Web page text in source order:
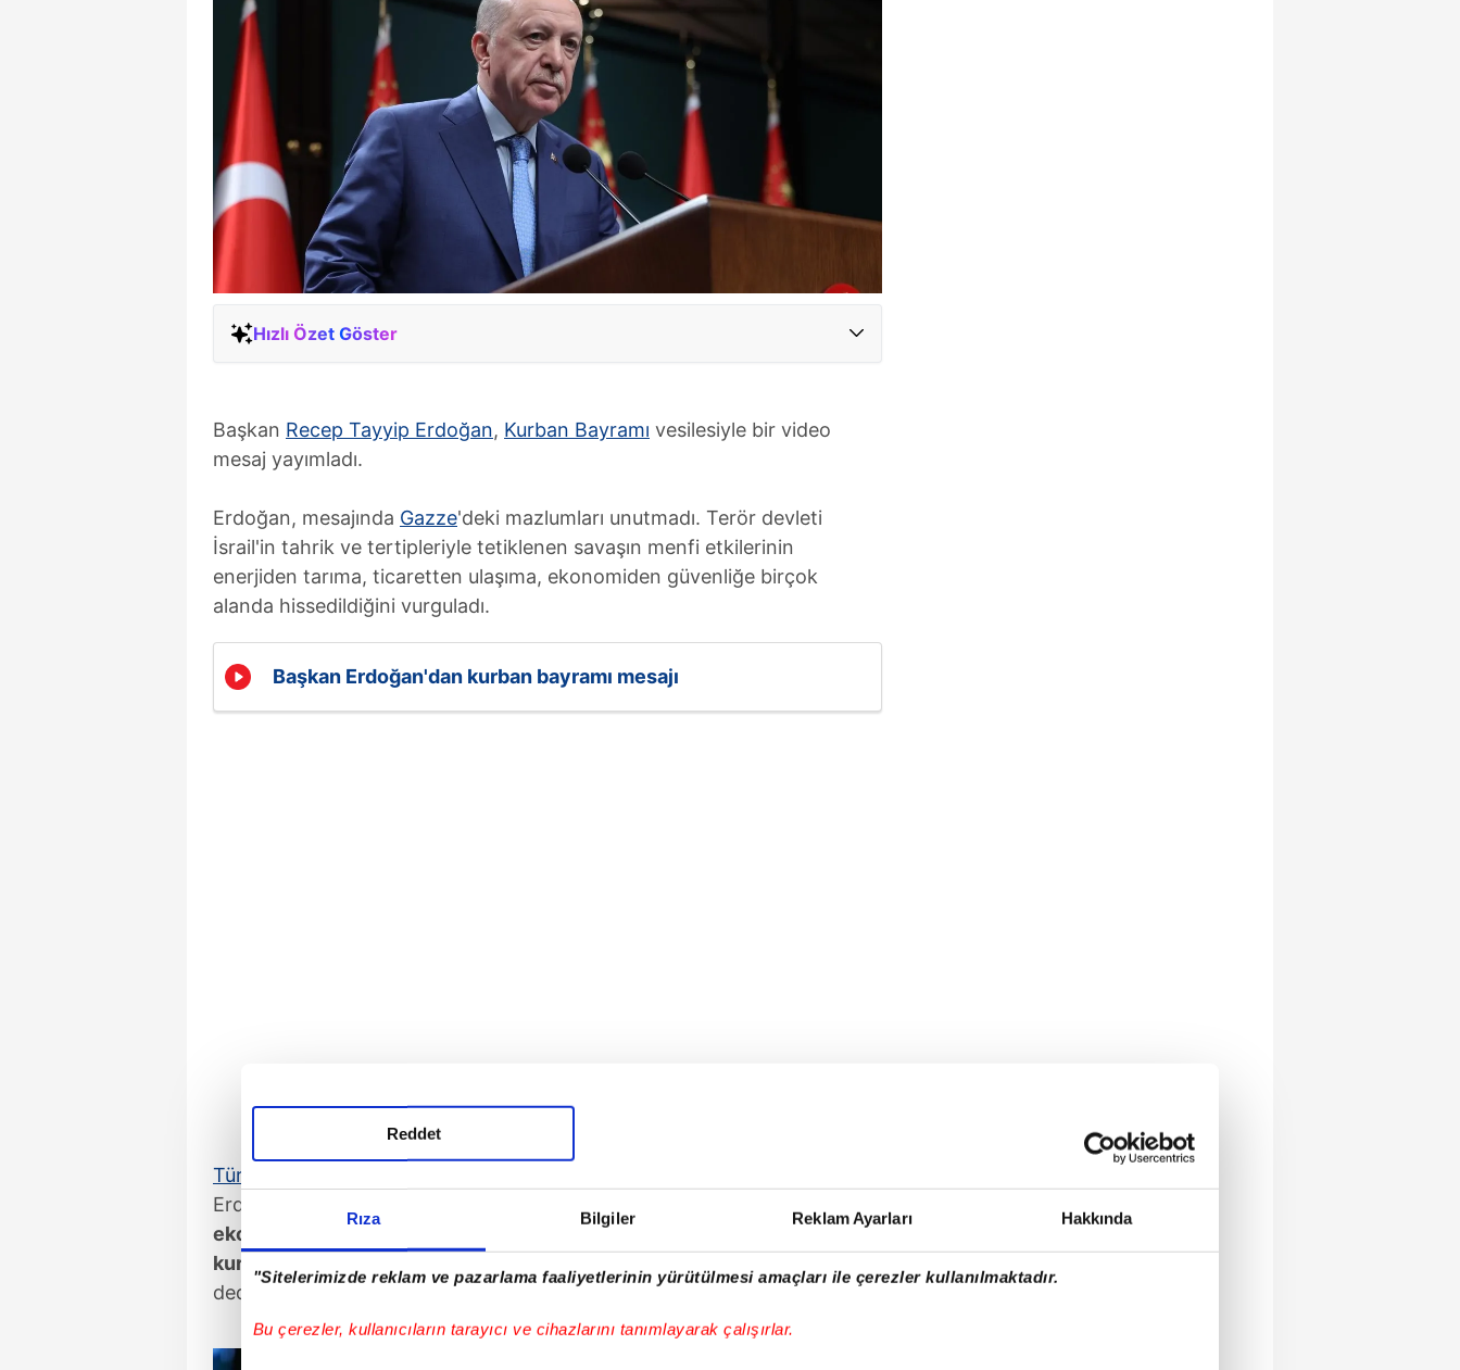
Rıza Bilgiler Reklam Ayarları Hakkında
"Sitelerimizde reklam ve pazarlama faaliyetlerinin yürütülmesi amaçları ile çerezler kullanılmaktadır.
Bu çerezler, kullanıcıların tarayıcı ve cihazlarını tanımlayarak çalışırlar.
Reddet
Hızlı Özet Göster
Başkan Recep Tayyip Erdoğan, Kurban Bayramı vesilesiyle bir video
mesaj yayımladı.
Erdoğan, mesajında Gazze'deki mazlumları unutmadı. Terör devleti
İsrail'in tahrik ve tertipleriyle tetiklenen savaşın menfi etkilerinin
enerjiden tarıma, ticaretten ulaşıma, ekonomiden güvenliğe birçok
alanda hissedildiğini vurguladı.
Başkan Erdoğan'dan kurban bayramı mesajı
Türkiye
Erdoğan, Terörsüz Türkiye sürecine dikkat çekip
ekonomik maliyeti 2 trilyon doları aşan bu musibetten milletimizi
kurtarma irademiz tamdır. Sapa sağlam, hızla yola devam ediyoruz"
dedi.